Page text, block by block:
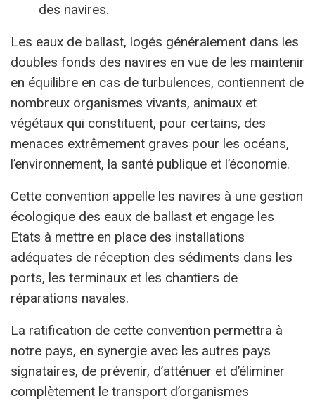
des navires.
Les eaux de ballast, logés généralement dans les
doubles fonds des navires en vue de les maintenir
en équilibre en cas de turbulences, contiennent de
nombreux organismes vivants, animaux et
végétaux qui constituent, pour certains, des
menaces extrêmement graves pour les océans,
l’environnement, la santé publique et l’économie.
Cette convention appelle les navires à une gestion
écologique des eaux de ballast et engage les
Etats à mettre en place des installations
adéquates de réception des sédiments dans les
ports, les terminaux et les chantiers de
réparations navales.
La ratification de cette convention permettra à
notre pays, en synergie avec les autres pays
signataires, de prévenir, d’atténuer et d’éliminer
complètement le transport d’organismes